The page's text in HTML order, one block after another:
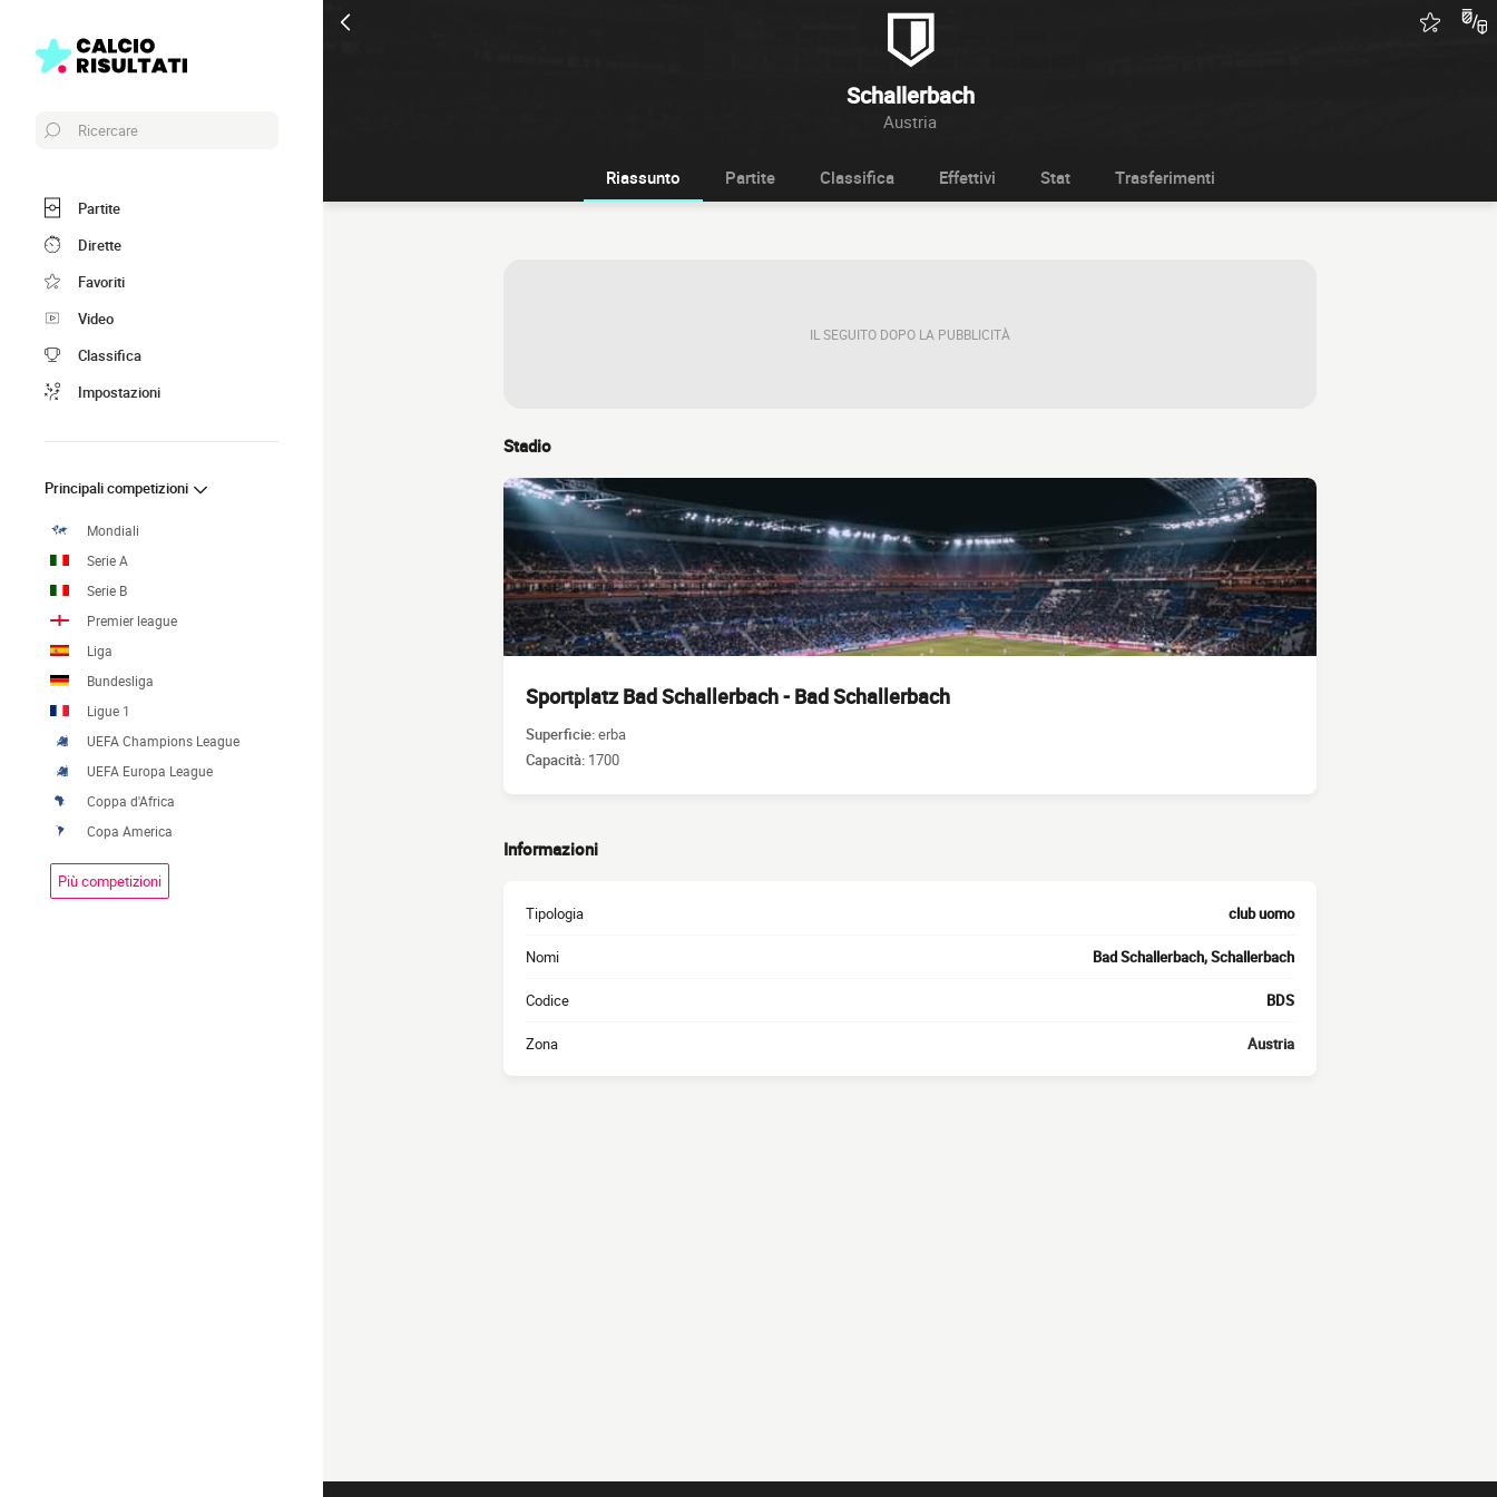
Schallerbach
Austria
Ricercare
Partite
Dirette
Favoriti
Video
Classifica
Impostazioni
Principali competizioni
Mondiali
Serie A
Serie B
Premier league
Liga
Bundesliga
Ligue 1
UEFA Champions League
UEFA Europa League
Coppa d'Africa
Copa America
Più competizioni
Riassunto Partite Classifica Effettivi Stat Trasferimenti
IL SEGUITO DOPO LA PUBBLICITÀ
Stadio
Sportplatz Bad Schallerbach - Bad Schallerbach
Superficie:erba
Capacità: 1700
Informazioni
Tipologia club uomo
Nomi Bad Schallerbach, Schallerbach
Codice BDS
Zona Austria